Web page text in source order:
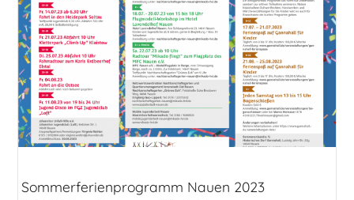
Sommerferienprogramm Nauen 2023